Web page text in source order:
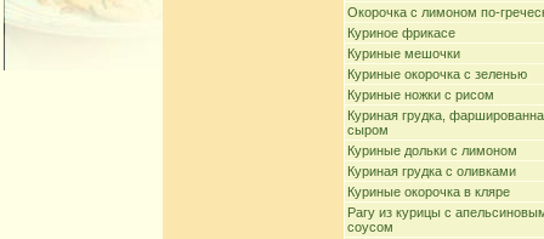
Окорочка с лимоном по-
Куриное фрикасе
Куриные мешочки
Куриные окорочка с зеленью
Куриные ножки с рисом
Куриная грудка,
сыром
Куриные дольки с лимоном
Куриная грудка с оливками
Куриные окорочка в кляре
Рагу из курицы с
соусом